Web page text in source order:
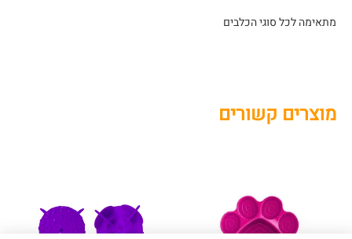
מתאימה לכל סוגי הכלבים
מוצרים קשורים